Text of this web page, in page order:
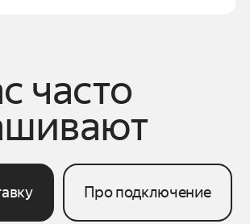
часто
Про подключение